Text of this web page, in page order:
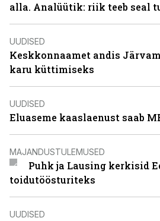
alla. Analüütik: riik teeb seal
UUDISED
Keskkonnaamet andis
karu küttimiseks
UUDISED
Eluaseme kaaslaenust saab
MAJANDUSTULEMUSED
Puhk ja Lausing kerkisid
toidutöösturiteks
UUDISED